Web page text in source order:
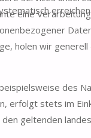
erreichen
eine
holen wir
des
erfolgt stets im
geltenden